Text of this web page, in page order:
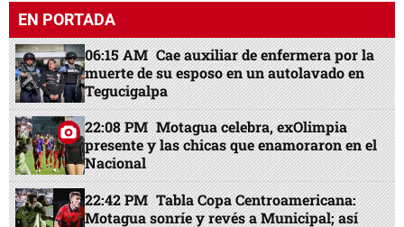
EN PORTADA
06:15 AM Cae auxiliar de enfermera por la
muerte de su esposo en un autolavado en
Tegucigalpa
22:08 PM Motagua celebra, exOlimpia
presente y las chicas que enamoraron en el
Nacional
22:42 PM Tabla Copa Centroamericana:
Motagua sonríe y revés a Municipal; así